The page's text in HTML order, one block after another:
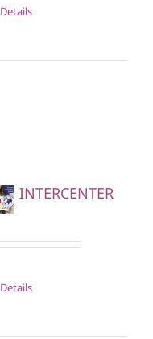
Details
INTERCENTER
Details